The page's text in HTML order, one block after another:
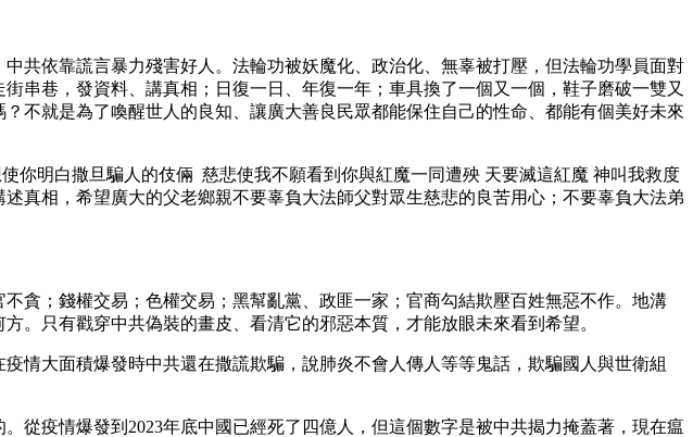
共依靠謊言暴力殘害好人。法輪功被妖魔化、政治化、無辜被打壓，但法輪功學員面對
串巷，發資料、講真相；日復一日、年復一年；車具換了一個又一個，鞋子磨破一雙又
不就是為了喚醒世人的良知、讓廣大善良民眾都能保住自己的性命、都能有個美好未來
你明白撒旦騙人的伎倆 慈悲使我不願看到你與紅魔一同遭殃 天要滅這紅魔 神叫我救度
真相，希望廣大的父老鄉親不要辜負大法師父對眾生慈悲的良苦用心；不要辜負大法弟
貪；錢權交易；色權交易；黑幫亂黨、政匪一家；官商勾結欺壓百姓無惡不作。地溝
。只有戳穿中共偽裝的畫皮、看清它的邪惡本質，才能放眼未來看到希望。
情大面積爆發時中共還在撒謊欺騙，說肺炎不會人傳人等等鬼話，欺騙國人與世衛組
從疫情爆發到2023年底中國已經死了四億人，但這個數字是被中共揭力掩蓋著，現在瘟